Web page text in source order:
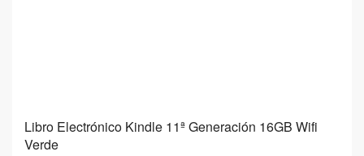
Libro Electrónico Kindle 11ª Generación 16GB Wifi
Verde